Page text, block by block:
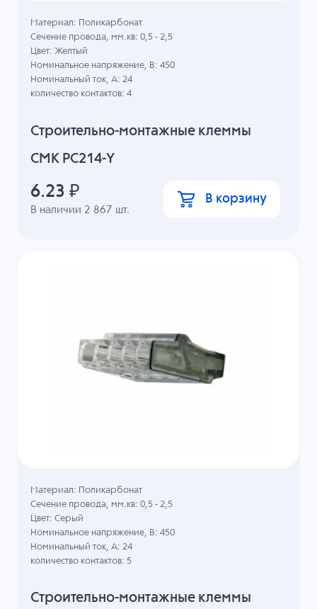
Строительно-монтажные клеммы
СМК PC214-Y
В наличии 2 867 шт.
Материал: Поликарбонат
Сечение провода, мм.кв: 0,5 - 2,5
Цвет: Желтый
Номинальное напряжение, B: 450
Номинальный ток, А: 24
количество контактов: 4
6.23 ₽ В корзину
Строительно-монтажные клеммы
Материал: Поликарбонат
Сечение провода, мм.кв: 0,5 - 2,5
Цвет: Серый
Номинальное напряжение, B: 450
Номинальный ток, А: 24
количество контактов: 5